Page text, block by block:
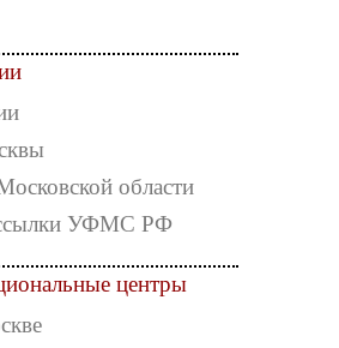
области
УФМС РФ
центры